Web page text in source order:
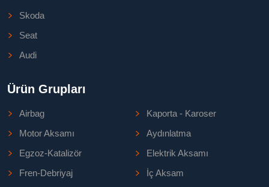
Skoda
Seat
Audi
Ürün Grupları
Airbag
Kaporta - Karoser
Motor Aksamı
Aydınlatma
Egzoz-Katalizör
Elektrik Aksamı
Fren-Debriyaj
İç Aksam